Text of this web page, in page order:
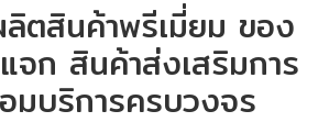
ตสินค้าพรีเมี่ยม ของ
ก สินค้าส่งเสริมการ
มบริการครบวงจร